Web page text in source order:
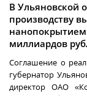
В Ульяновской
производству
миллиардов
Соглашение о
губернатор
директор ОАО